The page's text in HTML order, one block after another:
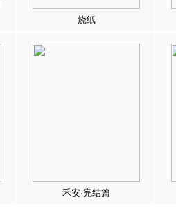
烧纸
禾安·完结篇